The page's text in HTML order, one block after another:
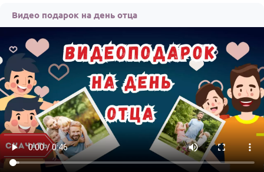
Видео подарок на день отца